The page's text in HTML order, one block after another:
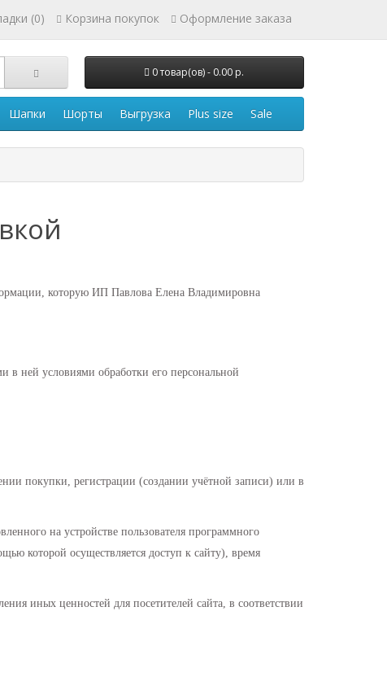
(0) Корзина покупок Оформление заказа
0 товар(ов) - 0.00 р.
Шапки Шорты Выгрузка Plus size Sale
которую ИП Павлова Елена Владимировна
в ней условиями обработки его персональной
покупки, регистрации (создании учётной записи) или в
на устройстве пользователя программного
которой осуществляется доступ к сайту), время
иных ценностей для посетителей сайта, в соответствии